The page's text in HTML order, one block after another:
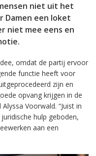
niet uit het
Damen een loket
niet mee eens en
omdat de partij ervoor
functie heeft voor
zijn en
opvang krijgen in de
Voorwald. “Juist in
hulp geboden,
aan een